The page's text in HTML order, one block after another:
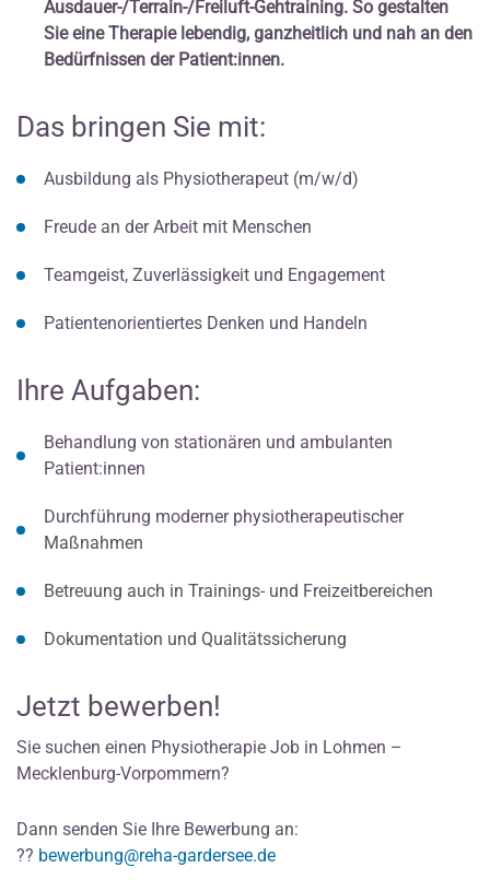
Ausdauer-/Terrain-/Freiluft-Gehtraining. So gestalten
Sie eine Therapie lebendig, ganzheitlich und nah an den
Bedürfnissen der Patient:innen.
Das bringen Sie mit:
Ausbildung als Physiotherapeut (m/w/d)
Freude an der Arbeit mit Menschen
Teamgeist, Zuverlässigkeit und Engagement
Patientenorientiertes Denken und Handeln
Ihre Aufgaben:
Behandlung von stationären und ambulanten
Patient:innen
Durchführung moderner physiotherapeutischer
Maßnahmen
Betreuung auch in Trainings- und Freizeitbereichen
Dokumentation und Qualitätssicherung
Jetzt bewerben!
Sie suchen einen Physiotherapie Job in Lohmen –
Mecklenburg-Vorpommern?
Dann senden Sie Ihre Bewerbung an:
?? bewerbung@reha-gardersee.de